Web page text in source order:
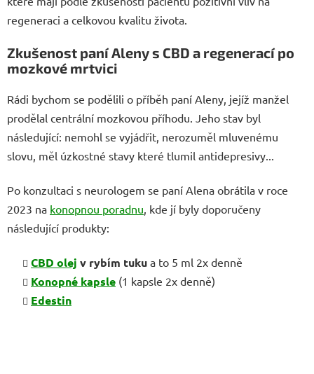
regeneraci a celkovou kvalitu života.
Zkušenost paní Aleny s CBD a regenerací po
mozkové mrtvici
Rádi bychom se podělili o příběh paní Aleny, jejíž manžel
prodělal centrální mozkovou příhodu. Jeho stav byl
následující: nemohl se vyjádřit, nerozuměl mluvenému
slovu, měl úzkostné stavy které tlumil antidepresivy...
Po konzultaci s neurologem se paní Alena obrátila v roce
2023 na konopnou poradnu, kde jí byly doporučeny
následující produkty:
CBD olej v rybím tuku a to 5 ml 2x denně
Konopné kapsle (1 kapsle 2x denně)
Edestin